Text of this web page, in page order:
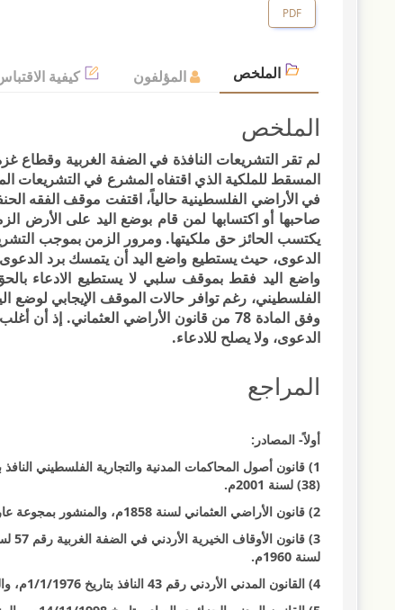
PDF
الملخص المؤلفون كيفية
الملخص
لم تقر التشريعات النافذة في الضفة الغربية
في الأراضي الفلسطينية حالياً، اقتفت موقف الفقه
صاحبها أو اكتسابها لمن قام بوضع اليد على الأرض
يكتسب الحائز حق ملكيتها. ومرور الزمن بموجب
الدعوى، حيث يستطيع واضع اليد أن يتمسك برد
واضع اليد فقط بموقف سلبي لا يستطيع الادعاء
الفلسطيني، رغم توافر حالات الموقف الإيجابي لوضع
وفق المادة 78 من قانون الأراضي العثماني.
الدعوى، ولا يصلح للادعاء.
المراجع
أولاً- المصادر:
(38) لسنة 2001م.
2) قانون الأراضي العثماني لسنة 1858م، والمنشور بمجوعة عارف رمضان، 1859م.
لسنة 1960م.
4) القانون المدني الأردني رقم 43 النافذ بتاريخ 1/1/1976م، والمنشور بالجريدة الرسمية العدد الممتاز رقم (1) 1976م.